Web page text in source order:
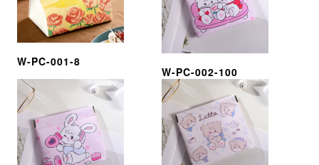
W-PC-001-8
W-PC-002-100